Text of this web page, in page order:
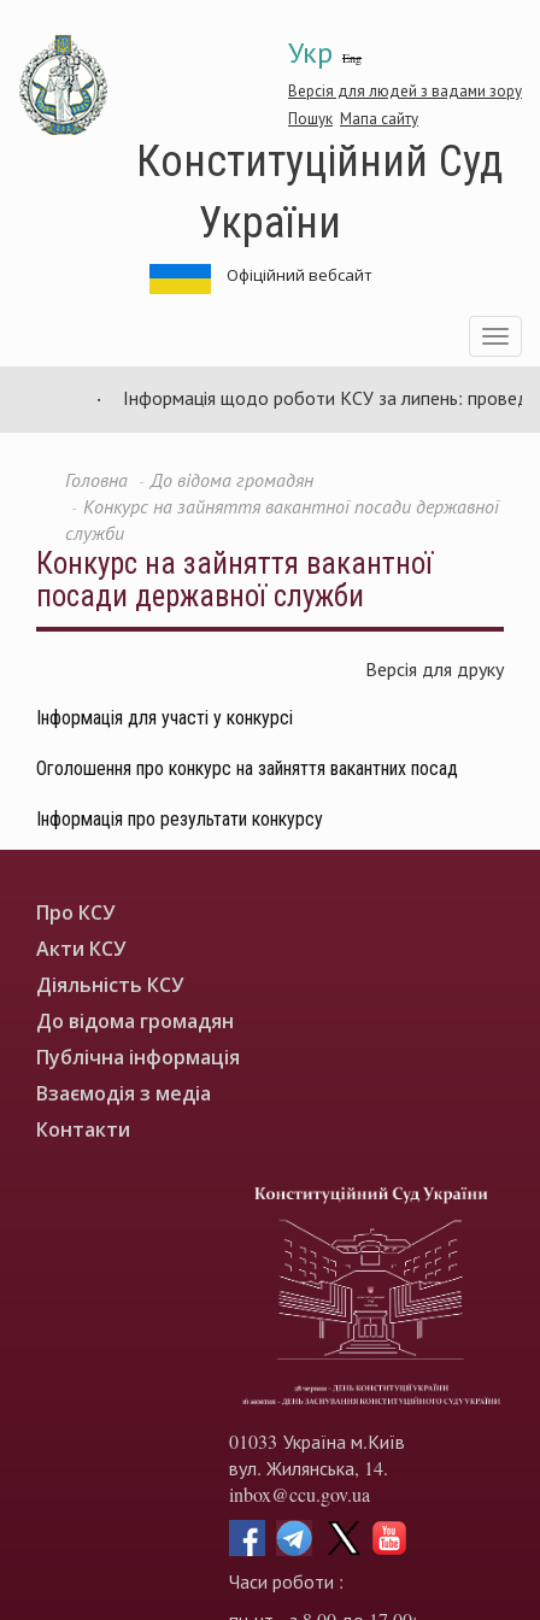
основного
матеріалу
Укр Eng
Версія для людей з вадами зору
Пошук Мапа сайту
Конституційний Суд
України
Офіційний вебсайт
Toggle
Інформація щодо роботи КСУ за липень:
Головна
До відома громадян
Конкурс на зайняття вакантної посади державної
служби
Конкурс на зайняття вакантної
посади державної служби
Версія для друку
Інформація для участі у конкурсі
Оголошення про конкурс на зайняття вакантних посад
Інформація про результати конкурсу
Про КСУ
Акти КСУ
Діяльність КСУ
До відома громадян
Публічна інформація
Взаємодія з медіа
Контакти
01033 Україна м.Київ
вул. Жилянська, 14.
inbox@ccu.gov.ua
Часи роботи :